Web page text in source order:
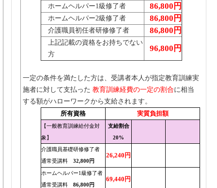
ホームヘルパー1級修了者 86,800円
ホームヘルパー2級修了者 86,800円
介護職員初任者研修修了者 86,800円
上記記載の資格をお持ちでない
方
96,800円
一定の条件を満たした方は、受講者本人が指定教育訓練実
施者に対して支払った 教育訓練経費の一定の割合に相当
する額がハローワークから支給されます。
所有資格
実質負担額
【一般教育訓練給付金対
象】
支給割合
20%
介護職員基礎研修修了者
通常受講料 32,800円
26,240円
ホームヘルパー1級修了者
通常受講料 86,800円
69,440円